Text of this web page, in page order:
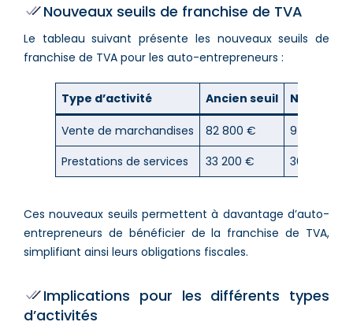
Nouveaux seuils de franchise de TVA
Le tableau suivant présente les nouveaux seuils de
franchise de TVA pour les auto-entrepreneurs :
Type d’activité Ancien seuil Nouveau
Vente de marchandises 82 800 €
94 300 €
Prestations de services
33 200 € 36 500 €
Ces nouveaux seuils permettent à davantage d’auto-
entrepreneurs de bénéficier de la franchise de TVA,
simplifiant ainsi leurs obligations fiscales.
Implications pour les différents types
d’activités